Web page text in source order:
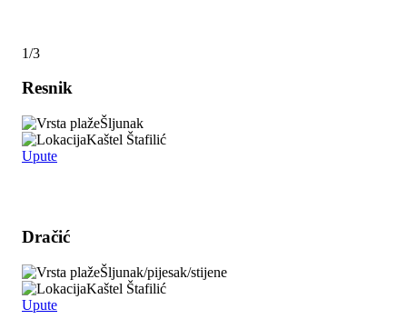
1/3
Resnik
Šljunak
Kaštel Štafilić
Upute
Dračić
Šljunak/pijesak/stijene
Kaštel Štafilić
Upute